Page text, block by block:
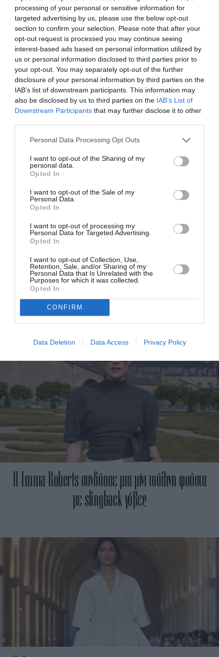
processing of your personal or sensitive information for
targeted advertising by us, please use the below opt-out
section to confirm your selection. Please note that after your
opt-out request is processed you may continue seeing
interest-based ads based on personal information utilized by
us or personal information disclosed to third parties prior to
your opt-out. You may separately opt-out of the further
disclosure of your personal information by third parties on the
IAB’s list of downstream participants. This information may
also be disclosed by us to third parties on the IAB’s List of
Downstream Participants that may further disclose it to other
Personal Data Processing Opt Outs
I want to opt-out of the Sharing of my
personal data.
Opted In
I want to opt-out of the Sale of my
Personal Data.
Opted In
I want to opt-out of processing my
Personal Data for Targeted Advertising.
Opted In
I want to opt-out of Collection, Use,
Retention, Sale, and/or Sharing of my
Personal Data that Is Unrelated with the
Purposes for which it was collected.
Opted In
CONFIRM
Data Deletion Data Access Privacy Policy
ADVERTISEMENT - CONTINUE READING BELOW
Η πρώτη συλλογή skiwear του Jacquemus είναι
γεγονός
H Emma Roberts συνδύασε μια μίνι τούλινη φούστα
με slingback γόβες